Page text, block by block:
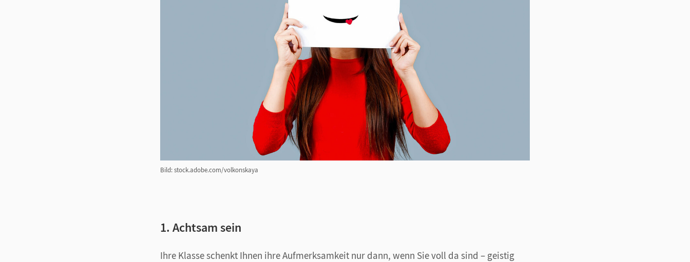
Bild: stock.adobe.com/volkonskaya
1. Achtsam sein
Ihre Klasse schenkt Ihnen ihre Aufmerksamkeit nur dann, wenn Sie voll da sind – geistig